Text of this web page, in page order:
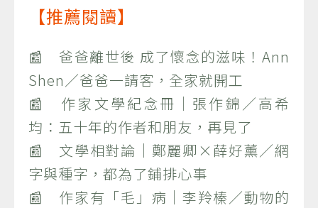
【推薦閱讀】
📰 爸爸離世後 成了懷念的滋味！Ann
Shen／爸爸一請客，全家就開工
📰 作家文學紀念冊｜張作錦／高希
均：五十年的作者和朋友，再見了
📰 文學相對論｜鄭麗卿×薛好薰／網
字與種字，都為了鋪排心事
📰 作家有「毛」病｜李羚榛／動物的